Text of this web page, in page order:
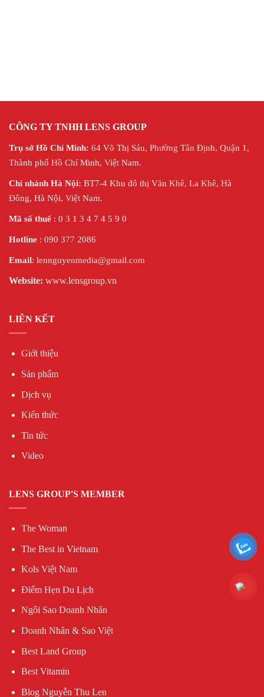
CÔNG TY TNHH LENS GROUP
Trụ sở Hồ Chí Minh: 64 Võ Thị Sáu, Phường Tân Định, Quận 1,
Thành phố Hồ Chí Minh, Việt Nam.
Chi nhánh Hà Nội: BT7-4 Khu đô thị Văn Khê, La Khê, Hà
Đông, Hà Nội, Việt Nam.
Mã số thuế: 0 3 1 3 4 7 4 5 9 0
Hotline : 090 377 2086
Email: lennguyenmedia@gmail.com
Website: www.lensgroup.vn
LIÊN KẾT
Giới thiệu
Sản phẩm
Dịch vụ
Kiến thức
Tin tức
Video
LENS GROUP'S MEMBER
The Woman
The Best in Vietnam
Kols Việt Nam
Điểm Hẹn Du Lịch
Ngôi Sao Doanh Nhân
Doanh Nhân & Sao Việt
Best Land Group
Best Vitamin
Blog Nguyễn Thu Len